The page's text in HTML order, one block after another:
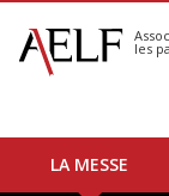
S'abonner
Calendrier
les
LA MESSE